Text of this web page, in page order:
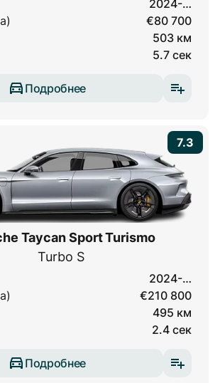
2024-…
€80 700
503 км
5.7 сек
Подробнее
7.3
Taycan Sport Turismo
Turbo S
2024-…
€210 800
495 км
2.4 сек
Подробнее